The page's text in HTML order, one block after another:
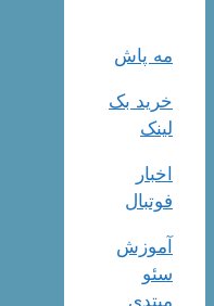
مه پاش
خرید بک
لینک
اخبار
فوتبال
آموزش
سئو
مبتدی